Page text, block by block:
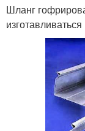
Шланг
изготавливаться